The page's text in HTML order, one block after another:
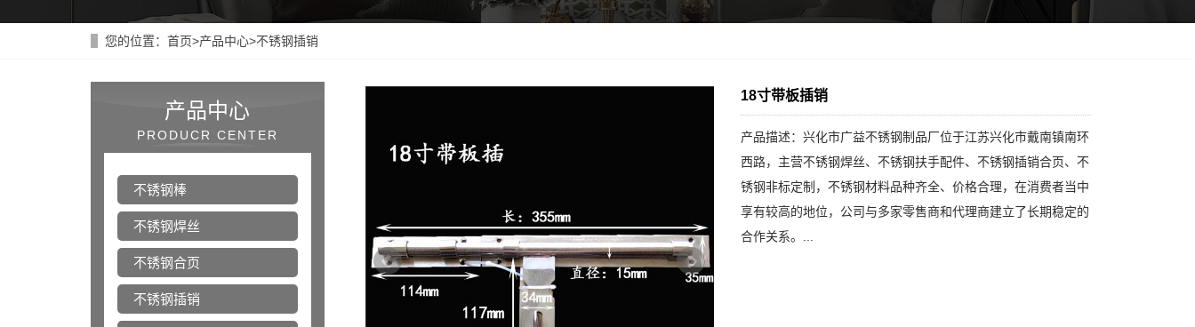
您的位置： 首页>产品中心>不锈钢插销
18寸带板插销
产品描述：兴化市广益不锈钢制品厂位于江苏兴化市戴南镇南环
西路，主营不锈钢焊丝、不锈钢扶手配件、不锈钢插销合页、不
锈钢非标定制，不锈钢材料品种齐全、价格合理，在消费者当中
享有较高的地位，公司与多家零售商和代理商建立了长期稳定的
合作关系。...
产品中心
PRODUCR CENTER
不锈钢棒
不锈钢焊丝
不锈钢合页
不锈钢插销